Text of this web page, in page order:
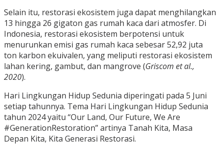
Selain itu, restorasi ekosistem juga dapat menghilangkan
13 hingga 26 gigaton gas rumah kaca dari atmosfer. Di
Indonesia, restorasi ekosistem berpotensi untuk
menurunkan emisi gas rumah kaca sebesar 52,92 juta
ton karbon ekuivalen, yang meliputi restorasi ekosistem
lahan kering, gambut, dan mangrove (Griscom et al.,
2020).
Hari Lingkungan Hidup Sedunia diperingati pada 5 Juni
setiap tahunnya. Tema Hari Lingkungan Hidup Sedunia
tahun 2024 yaitu “Our Land, Our Future, We Are
#GenerationRestoration” artinya Tanah Kita, Masa
Depan Kita, Kita Generasi Restorasi.